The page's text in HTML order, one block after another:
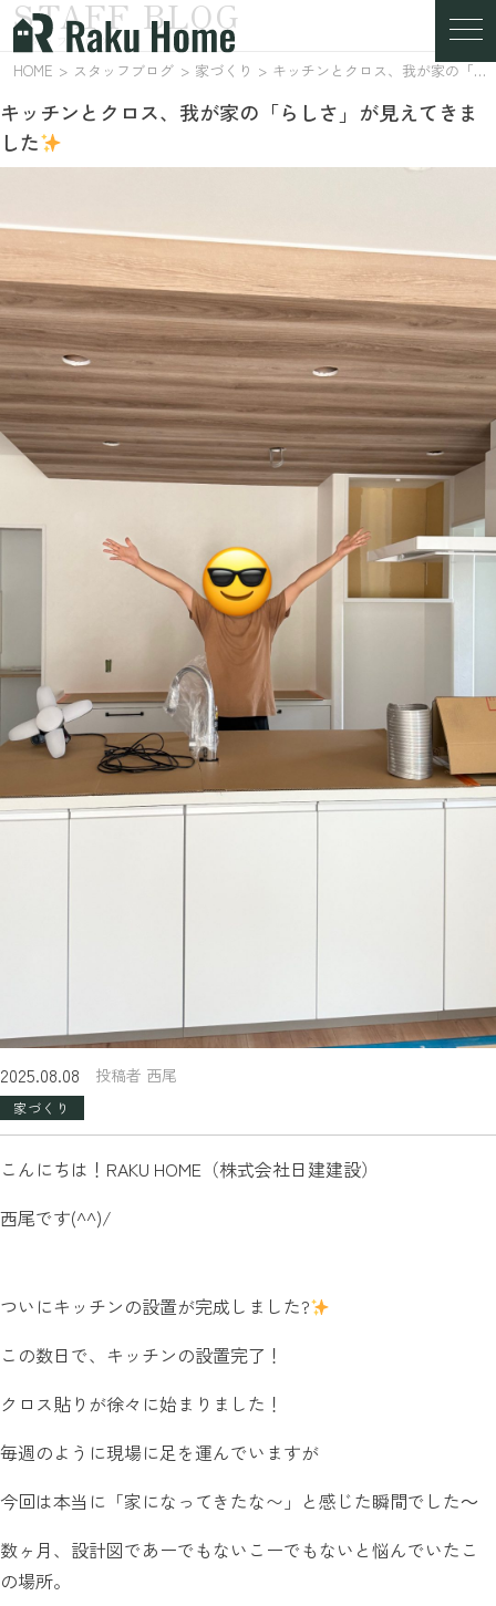
スタッフブログ
STAFF BLOG
HOME スタッフブログ 家づくり キッチンとクロス、我が家の「らしさ」が見えてきました
キッチンとクロス、我が家の「らしさ」が見えてきま
した
2025.08.08 投稿者 西尾
家づくり
こんにちは！RAKU HOME（株式会社日建建設）
西尾です(^^)/
ついにキッチンの設置が完成しました?
この数日で、キッチンの設置完了！
クロス貼りが徐々に始まりました！
毎週のように現場に足を運んでいますが
今回は本当に「家になってきたな〜」と感じた瞬間でした～
数ヶ月、設計図であーでもないこーでもないと悩んでいたこ
の場所。